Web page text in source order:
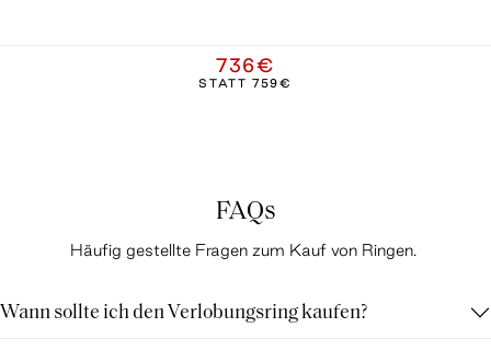
736€
STATT759€
FAQs
Häufig gestellte Fragen zum Kauf von Ringen.
Wann sollte ich den Verlobungsring kaufen?